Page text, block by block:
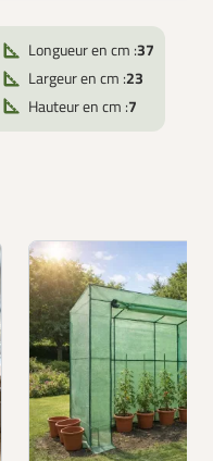
Longueur en cm :37
Largeur en cm :23
Hauteur en cm :7